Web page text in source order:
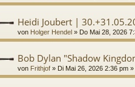
Heidi Joubert |
von Holger Hendel » Do Mai 28, 2026
Bob Dylan "Shadow
von Frithjof » Di Mai 26, 2026 2:36 pm »